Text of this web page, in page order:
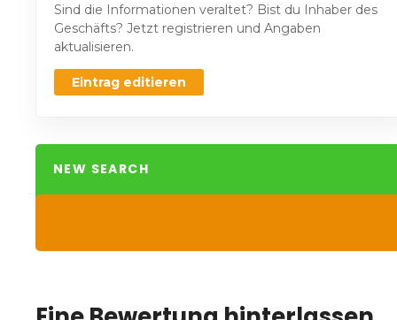
Sind die Informationen veraltet? Bist du Inhaber des
Geschäfts? Jetzt registrieren und Angaben
aktualisieren.
Eintrag editieren
NEW SEARCH